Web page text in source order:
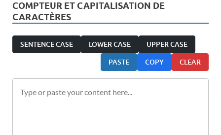
COMPTEUR ET CAPITALISATION DE
CARACTÈRES
SENTENCE CASE LOWER CASE UPPER CASE
PASTE COPY CLEAR